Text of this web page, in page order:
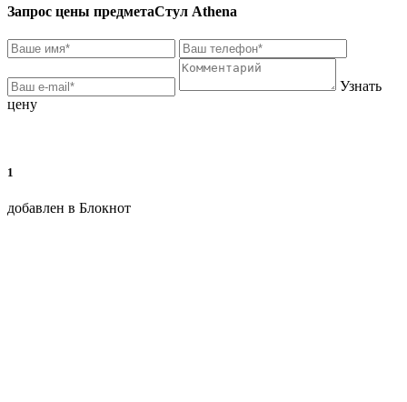
Запрос цены предметаСтул Athena
Узнать
цену
1
добавлен в Блокнот